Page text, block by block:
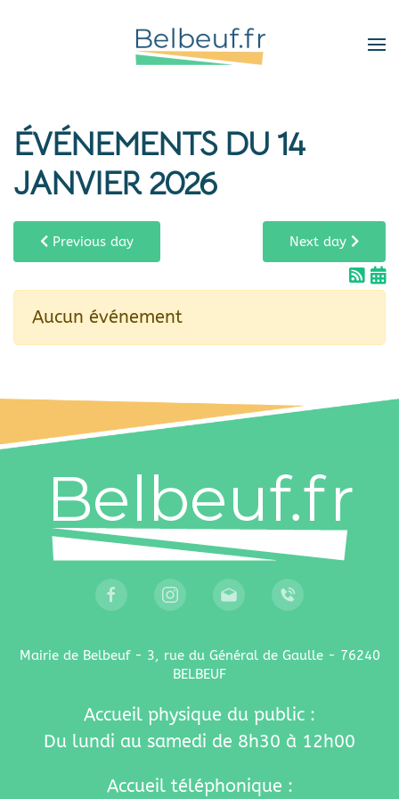
ÉVÉNEMENTS DU 14
JANVIER 2026
Previous day Next day
Aucun événement
Mairie de Belbeuf - 3, rue du Général de Gaulle - 76240
BELBEUF
Accueil physique du public :
Du lundi au samedi de 8h30 à 12h00
Accueil téléphonique :